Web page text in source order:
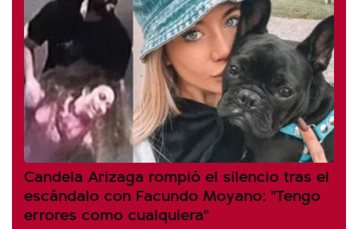
Candela Arizaga rompió el silencio tras el
escándalo con Facundo Moyano: "Tengo
errores como cualquiera"